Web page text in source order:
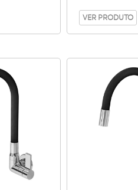
VER PRODUTO